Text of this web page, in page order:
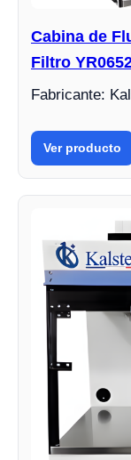
Cabina de
Filtro
Fabricante:
Ver producto